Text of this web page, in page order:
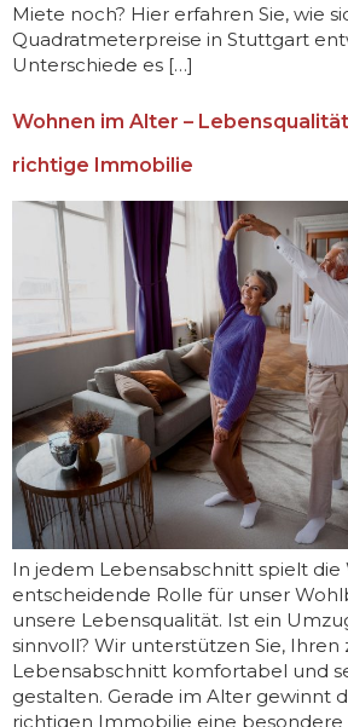
Miete noch? Hier erfahren Sie, wie
Quadratmeterpreise in Stuttgart
Unterschiede es […]
Wohnen im Alter –
richtige Immobilie
In jedem Lebensabschnitt spielt die
entscheidende Rolle für unser
unsere Lebensqualität. Ist ein
sinnvoll? Wir unterstützen Sie, Ihren
Lebensabschnitt komfortabel und
gestalten. Gerade im Alter gewinnt
richtigen Immobilie eine